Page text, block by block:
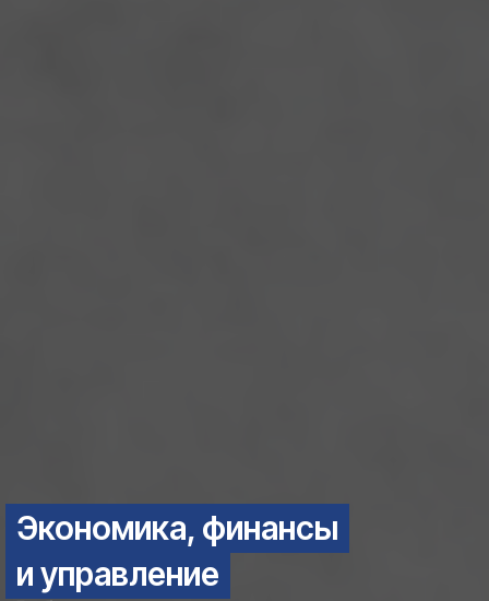
Экономика, финансы
и управление